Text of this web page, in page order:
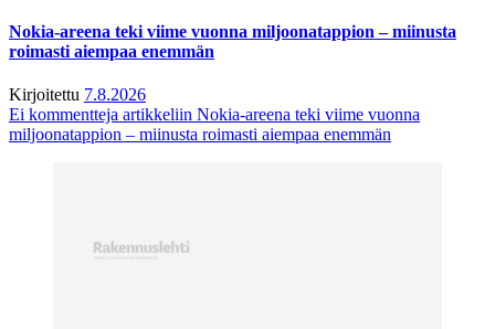
Nokia-areena teki viime vuonna miljoonatappion – miinusta
roimasti aiempaa enemmän
Kirjoitettu 7.8.2026
Ei kommentteja artikkeliin Nokia-areena teki viime vuonna
miljoonatappion – miinusta roimasti aiempaa enemmän